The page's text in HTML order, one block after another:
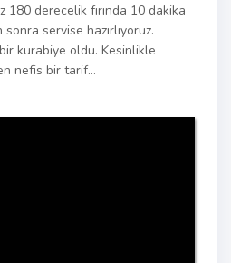
180 derecelik fırında 10 dakika
servise hazırlıyoruz.
kurabiye oldu. Kesinlikle
nefis bir tarif…